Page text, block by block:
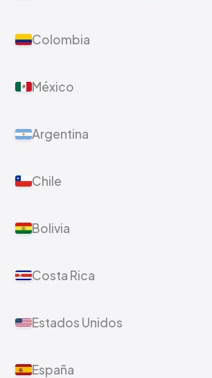
Colombia
México
Argentina
Chile
Bolivia
Costa Rica
Estados Unidos
España